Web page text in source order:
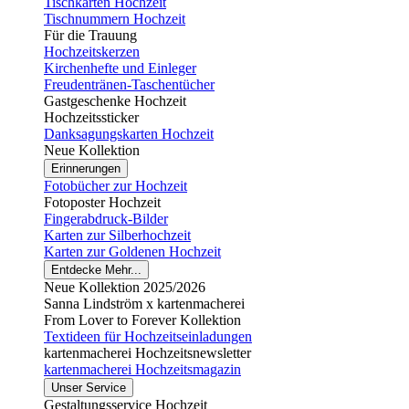
Tischnummern Hochzeit
Für die Trauung
Hochzeitskerzen
Kirchenhefte und Einleger
Freudentränen-Taschentücher
Gastgeschenke Hochzeit
Hochzeitssticker
Danksagungskarten Hochzeit
Neue Kollektion
Erinnerungen
Fotobücher zur Hochzeit
Fotoposter Hochzeit
Fingerabdruck-Bilder
Karten zur Silberhochzeit
Karten zur Goldenen Hochzeit
Entdecke Mehr...
Neue Kollektion 2025/2026
Sanna Lindström x kartenmacherei
From Lover to Forever Kollektion
Textideen für Hochzeitseinladungen
kartenmacherei Hochzeitsnewsletter
kartenmacherei Hochzeitsmagazin
Unser Service
Gestaltungsservice Hochzeit